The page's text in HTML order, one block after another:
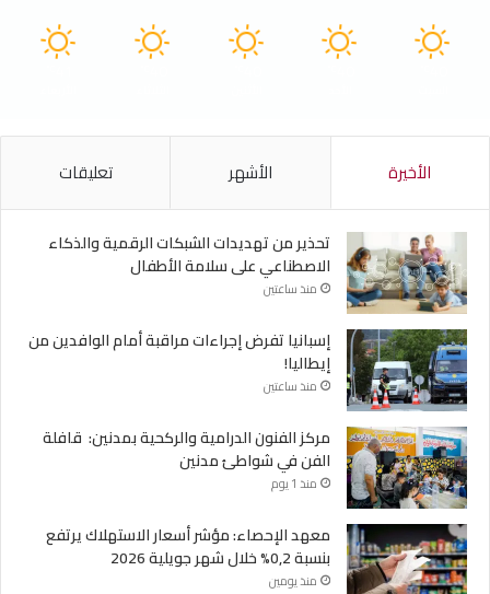
الأخيرة الأشهر تعليقات
تحذير من تهديدات الشبكات الرقمية والذكاء
الاصطناعي على سلامة الأطفال
منذ ساعتين
إسبانيا تفرض إجراءات مراقبة أمام الوافدين من
إيطاليا!
منذ ساعتين
مركز الفنون الدرامية والركحية بمدنين: قافلة
الفن في شواطئ مدنين
منذ 1 يوم
معهد الإحصاء: مؤشر أسعار الاستهلاك يرتفع
بنسبة 0,2% خلال شهر جويلية 2026
منذ يومين